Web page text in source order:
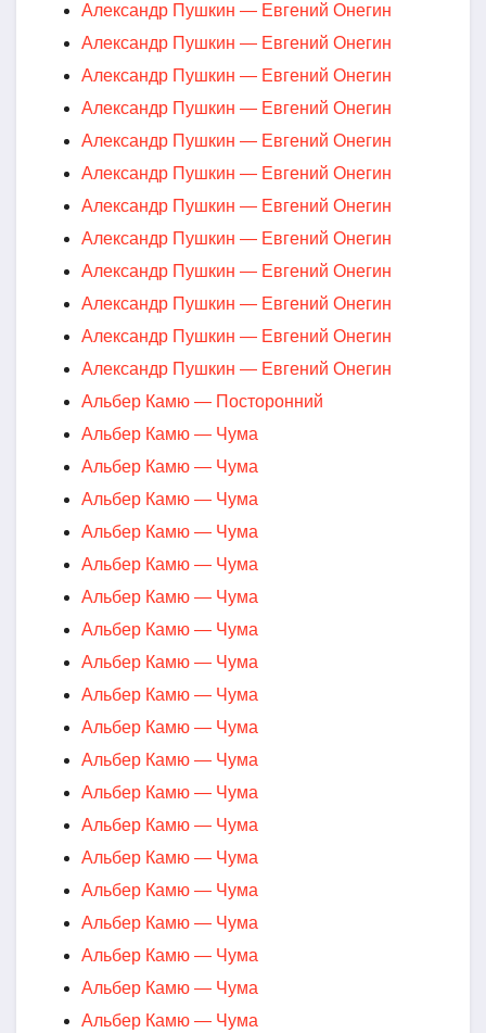
Александр Пушкин — Евгений Онегин
Александр Пушкин — Евгений Онегин
Александр Пушкин — Евгений Онегин
Александр Пушкин — Евгений Онегин
Александр Пушкин — Евгений Онегин
Александр Пушкин — Евгений Онегин
Александр Пушкин — Евгений Онегин
Александр Пушкин — Евгений Онегин
Александр Пушкин — Евгений Онегин
Александр Пушкин — Евгений Онегин
Александр Пушкин — Евгений Онегин
Александр Пушкин — Евгений Онегин
Альбер Камю — Посторонний
Альбер Камю — Чума
Альбер Камю — Чума
Альбер Камю — Чума
Альбер Камю — Чума
Альбер Камю — Чума
Альбер Камю — Чума
Альбер Камю — Чума
Альбер Камю — Чума
Альбер Камю — Чума
Альбер Камю — Чума
Альбер Камю — Чума
Альбер Камю — Чума
Альбер Камю — Чума
Альбер Камю — Чума
Альбер Камю — Чума
Альбер Камю — Чума
Альбер Камю — Чума
Альбер Камю — Чума
Альбер Камю — Чума